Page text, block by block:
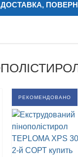
ДОСТАВКА,
РЕКОМЕНДОВАНО